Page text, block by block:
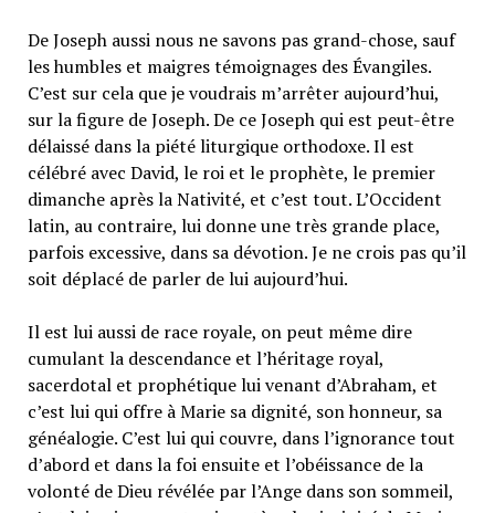
De Joseph aussi nous ne savons pas grand-chose, sauf
les humbles et maigres témoignages des Évangiles.
C’est sur cela que je voudrais m’arrêter aujourd’hui,
sur la figure de Joseph. De ce Joseph qui est peut-être
délaissé dans la piété liturgique orthodoxe. Il est
célébré avec David, le roi et le prophète, le premier
dimanche après la Nativité, et c’est tout. L’Occident
latin, au contraire, lui donne une très grande place,
parfois excessive, dans sa dévotion. Je ne crois pas qu’il
soit déplacé de parler de lui aujourd’hui.
Il est lui aussi de race royale, on peut même dire
cumulant la descendance et l’héritage royal,
sacerdotal et prophétique lui venant d’Abraham, et
c’est lui qui offre à Marie sa dignité, son honneur, sa
généalogie. C’est lui qui couvre, dans l’ignorance tout
d’abord et dans la foi ensuite et l’obéissance de la
volonté de Dieu révélée par l’Ange dans son sommeil,